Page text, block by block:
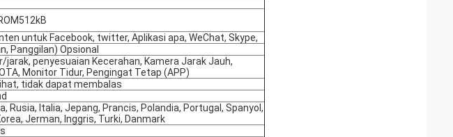
untuk Facebook, twitter, Aplikasi apa, WeChat, Skype,
Panggilan) Opsional
jarak, penyesuaian Kecerahan, Kamera Jarak Jauh,
Monitor Tidur, Pengingat Tetap (APP)
tidak dapat membalas
Rusia, Italia, Jepang, Prancis, Polandia, Portugal, Spanyol,
Jerman, Inggris, Turki, Danmark